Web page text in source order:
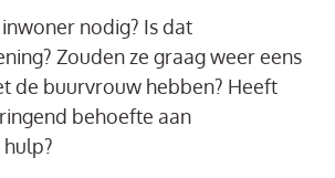
nodig? Is dat
Zouden ze graag weer eens
de buurvrouw hebben? Heeft
behoefte aan